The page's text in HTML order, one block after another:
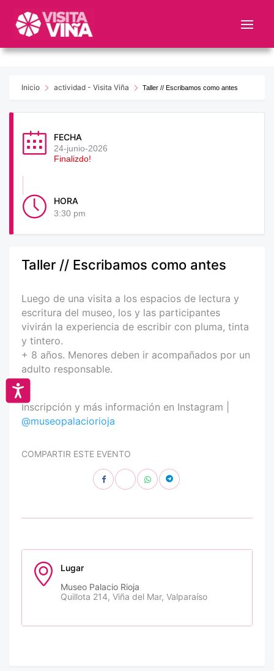
este
web
sistemaInicio actividad - Visita Viña Taller // Escribamos como antes
FECHA
24-junio-2026
Finalizdo!
HORA
3:30 pm
Taller // Escribamos como antes
Luego de una visita a los espacios de lectura y
escritura del museo, los y las participantes
vivirán la experiencia de escribir con pluma, tinta
y tintero.
+ 8 años. Menores deben ir acompañados por un
adulto responsable.
Inscripción y más información en Instagram |
@museopalaciorioja
COMPARTIR ESTE EVENTO
Lugar
Museo Palacio Rioja
Quillota 214, Viña del Mar, Valparaíso